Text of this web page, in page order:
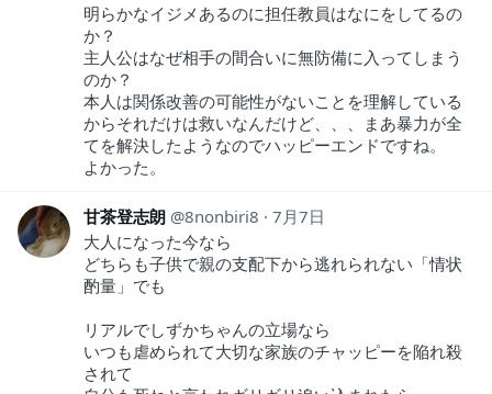
明らかなイジメあるのに担任教員はなにをしてるの
か？
主人公はなぜ相手の間合いに無防備に入ってしまう
のか？
本人は関係改善の可能性がないことを理解している
からそれだけは救いなんだけど、、、まあ暴力が全
てを解決したようなのでハッピーエンドですね。
よかった。
甘茶登志朗 8nonbiri8
7月7日
大人になった今なら
どちらも子供で親の支配下から逃れられない「情状
酌量」でも
リアルでしずかちゃんの立場なら
いつも虐められて大切な家族のチャッピーを陥れ殺
されて